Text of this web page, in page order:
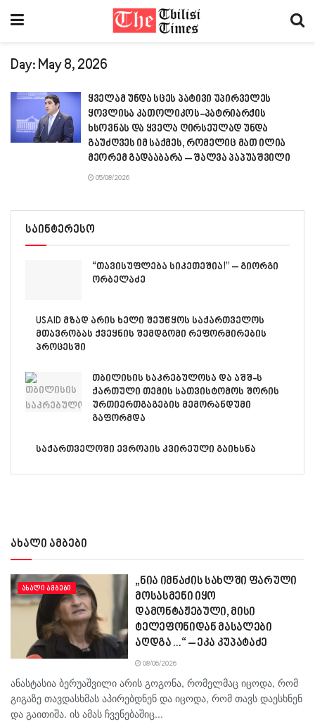
Day: May 8, 2026
ყველამ უნდა სცეს პატივი უპირველეს
ყოვლისა კათოლიკოს-პატრიარქის
ხსოვნას და ყველა ღირსეულად უნდა
გაუძღვეს იმ საქმეს, რომელიც მათ ილია
მეორემ გადააბარა – შალვა პაპუაშვილი
05/08/2026
საინტერესო
“თავისუფლება სიკეთეშია!” – გიორგი
ორბელაძე
USAID მზად არის ხელი შეუწყოს საქართველოს
მთავრობას ქვეყნის შემდგომი რეფორმირების
პროცესში
თბილისის საკრებულოსა და აშშ-ს
ქართული თემის სათვისტომოს შორის
ურთიერთგაგების მემორანდუმი
გაფორმდა
საქართველოში ევროპის კვირეული გაიხსნა
ახალი ამბები
ᲐᲮᲐᲚᲘ ᲐᲛᲑᲔᲑᲘ
„ნია იმნაძის სახლში ფარული
მოსასმენი იყო
დამონტაჟებული, მისი
ტელეფონიდან მასალები
აღდგა…“ – ეკა კუპატაძე
08/06/2026
ანასტასია ბერუაშვილი არის გოგონა, რომელმაც იცოდა, რომ
გიგაზე თავდასხმას აპირებდნენ და იცოდა, რომ თავს დაესხნენ
და გაითიშა. ის ამას ჩვენებაშიც...